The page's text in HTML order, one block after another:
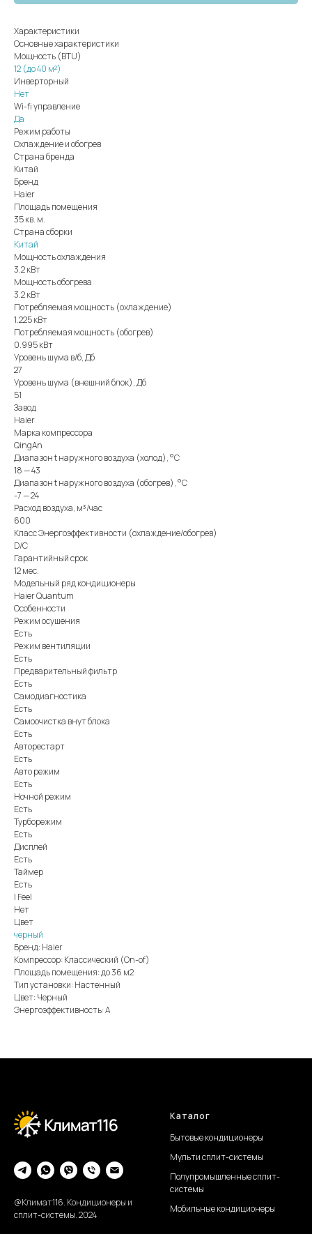
Характеристики
Основные характеристики
Мощность (BTU)
12 (до 40 м²)
Инверторный
Нет
Wi-fi управление
Да
Режим работы
Охлаждение и обогрев
Страна бренда
Китай
Бренд
Haier
Площадь помещения
35 кв. м.
Страна сборки
Китай
Мощность охлаждения
3.2 кВт
Мощность обогрева
3.2 кВт
Потребляемая мощность (охлаждение)
1.225 кВт
Потребляемая мощность (обогрев)
0.995 кВт
Уровень шума в/б, Дб
27
Уровень шума (внешний блок), Дб
51
Завод
Haier
Марка компрессора
QingAn
Диапазон t наружного воздуха (холод), °C
18 — 43
Диапазон t наружного воздуха (обогрев), °C
-7 — 24
Расход воздуха, м³/час
600
Класс Энергоэффективности (охлаждение/обогрев)
D/C
Гарантийный срок
12 мес.
Модельный ряд кондиционеры
Haier Quantum
Особенности
Режим осушения
Есть
Режим вентиляции
Есть
Предварительный фильтр
Есть
Самодиагностика
Есть
Самоочистка внут блока
Есть
Авторестарт
Есть
Авто режим
Есть
Ночной режим
Есть
Турборежим
Есть
Дисплей
Есть
Таймер
Есть
I Feel
Нет
Цвет
черный
Бренд: Haier
Компрессор: Классический (On-of)
Площадь помещения: до 36 м2
Тип установки: Настенный
Цвет: Черный
Энергоэффективность: А
@Климат116. Кондиционеры и
сплит-системы. 2024
Каталог
Бытовые кондиционеры
Мульти сплит-системы
Полупромышленные сплит-
системы
Мобильные кондиционеры